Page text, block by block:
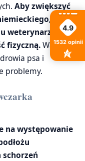
Aby zwiększyć
weterynarza,
fizyczną.Ważne
psa i
problemy.
na występowanie
4.9
1532 opinii